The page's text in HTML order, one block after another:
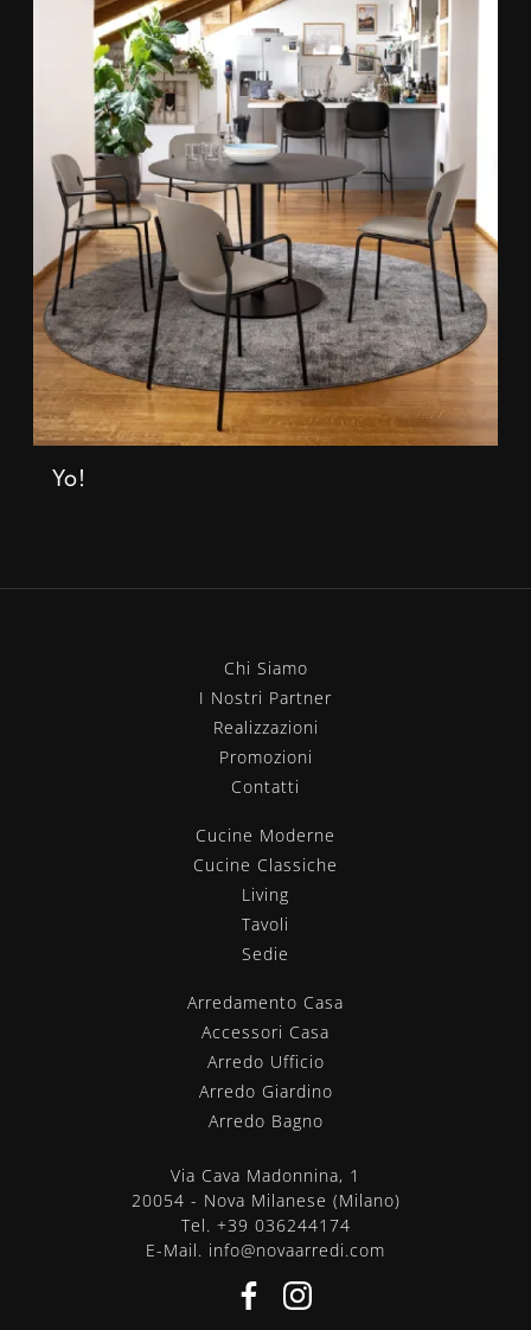
Yo!
Chi Siamo
I Nostri Partner
Realizzazioni
Promozioni
Contatti
Cucine Moderne
Cucine Classiche
Living
Tavoli
Sedie
Arredamento Casa
Accessori Casa
Arredo Ufficio
Arredo Giardino
Arredo Bagno
Via Cava Madonnina, 1
20054 - Nova Milanese (Milano)
Tel. +39 036244174
E-Mail. info@novaarredi.com